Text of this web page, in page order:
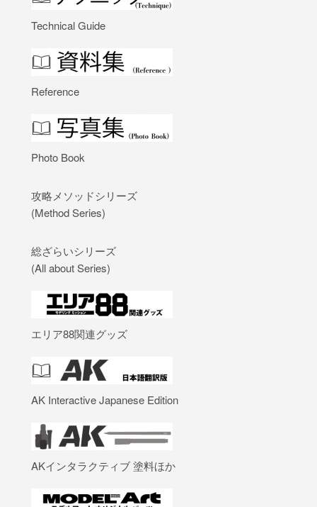
Technical Guide
Reference
Photo Book
攻略メソッドシリーズ
(Method Series)
総ざらいシリーズ
(All about Series)
エリア88関連グッズ
AK Interactive Japanese Edition
AKインタラクティブ 塗料ほか